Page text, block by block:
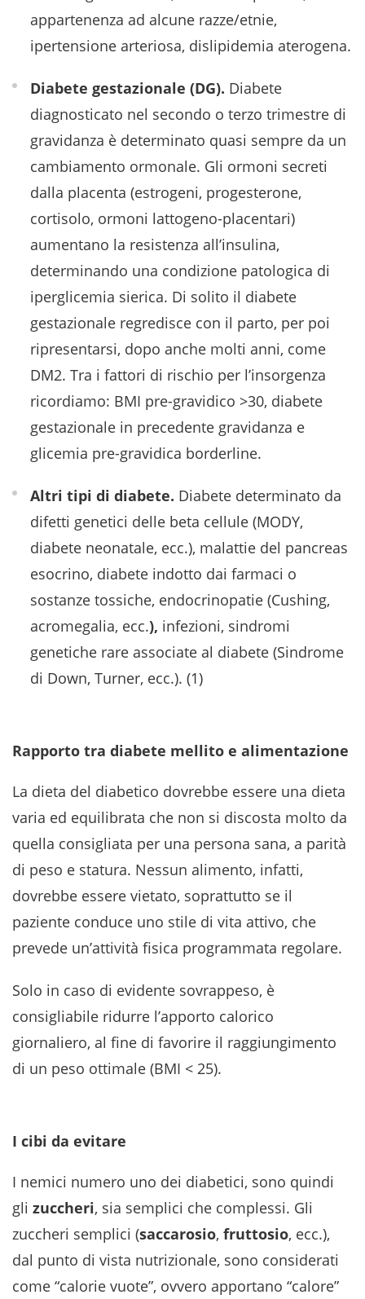
appartenenza ad alcune razze/etnie,
ipertensione arteriosa, dislipidemia aterogena.
Diabete gestazionale (DG). Diabete
diagnosticato nel secondo o terzo trimestre di
gravidanza è determinato quasi sempre da un
cambiamento ormonale. Gli ormoni secreti
dalla placenta (estrogeni, progesterone,
cortisolo, ormoni lattogeno-placentari)
aumentano la resistenza all’insulina,
determinando una condizione patologica di
iperglicemia sierica. Di solito il diabete
gestazionale regredisce con il parto, per poi
ripresentarsi, dopo anche molti anni, come
DM2. Tra i fattori di rischio per l’insorgenza
ricordiamo: BMI pre-gravidico >30, diabete
gestazionale in precedente gravidanza e
glicemia pre-gravidica borderline.
Altri tipi di diabete. Diabete determinato da
difetti genetici delle beta cellule (MODY,
diabete neonatale, ecc.), malattie del pancreas
esocrino, diabete indotto dai farmaci o
sostanze tossiche, endocrinopatie (Cushing,
acromegalia, ecc.), infezioni, sindromi
genetiche rare associate al diabete (Sindrome
di Down, Turner, ecc.). (1)
Rapporto tra diabete mellito e alimentazione
La dieta del diabetico dovrebbe essere una dieta
varia ed equilibrata che non si discosta molto da
quella consigliata per una persona sana, a parità
di peso e statura. Nessun alimento, infatti,
dovrebbe essere vietato, soprattutto se il
paziente conduce uno stile di vita attivo, che
prevede un’attività fisica programmata regolare.
Solo in caso di evidente sovrappeso, è
consigliabile ridurre l’apporto calorico
giornaliero, al fine di favorire il raggiungimento
di un peso ottimale (BMI < 25).
I cibi da evitare
I nemici numero uno dei diabetici, sono quindi
gli zuccheri, sia semplici che complessi. Gli
zuccheri semplici (saccarosio, fruttosio, ecc.),
dal punto di vista nutrizionale, sono considerati
come “calorie vuote”, ovvero apportano “calore”